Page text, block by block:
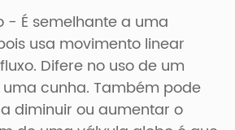
- É semelhante a uma
usa movimento linear
Difere no uso de um
cunha. Também pode
diminuir ou aumentar o